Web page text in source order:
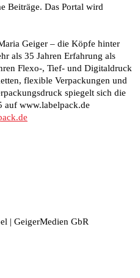
Beiträge. Das Portal wird
Geiger – die Köpfe hinter
als 35 Jahren Erfahrung als
Flexo-, Tief- und Digitaldruck
flexible Verpackungen und
spiegelt sich die
auf www.labelpack.de
| GeigerMedien GbR